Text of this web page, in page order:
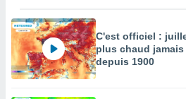
C'est officiel :
plus chaud
depuis 1900